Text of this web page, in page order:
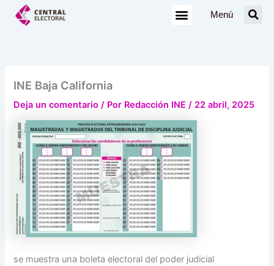
Menú
INE Baja California
Deja un comentario / Por Redacción INE/ 22 abril, 2025
se muestra una boleta electoral del poder judicial